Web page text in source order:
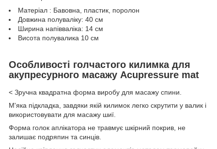
Матеріал : Бавовна, пластик, поролон
Довжина полуваліку: 40 см
Ширина напівваліка: 14 см
Висота полувалика 10 см
Особливості голчастого килимка для
акупресурного масажу Acupressure mat
< Зручна квадратна форма виробу для масажу спини.
М'яка підкладка, завдяки якій килимок легко скрутити у валик і
використовувати для масажу шиї.
Форма голок аплікатора не травмує шкірний покрив, не
залишає подряпин та синців.